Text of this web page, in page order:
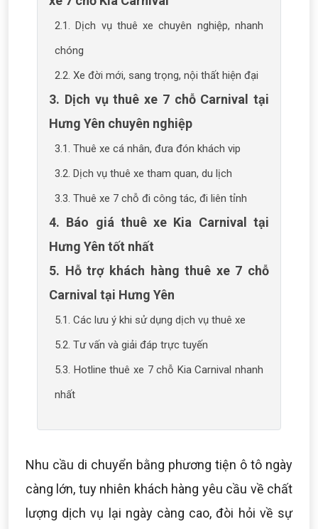
2.1. Dịch vụ thuê xe chuyên nghiệp, nhanh
chóng
2.2. Xe đời mới, sang trọng, nội thất hiện đại
3. Dịch vụ thuê xe 7 chỗ Carnival tại
Hưng Yên chuyên nghiệp
3.1. Thuê xe cá nhân, đưa đón khách vip
3.2. Dịch vụ thuê xe tham quan, du lịch
3.3. Thuê xe 7 chỗ đi công tác, đi liên tỉnh
4. Báo giá thuê xe Kia Carnival tại
Hưng Yên tốt nhất
5. Hỗ trợ khách hàng thuê xe 7 chỗ
Carnival tại Hưng Yên
5.1. Các lưu ý khi sử dụng dịch vụ thuê xe
5.2. Tư vấn và giải đáp trực tuyến
5.3. Hotline thuê xe 7 chỗ Kia Carnival nhanh
nhất
Nhu cầu di chuyển bằng phương tiện ô tô ngày
càng lớn, tuy nhiên khách hàng yêu cầu về chất
lượng dịch vụ lại ngày càng cao, đòi hỏi về sự